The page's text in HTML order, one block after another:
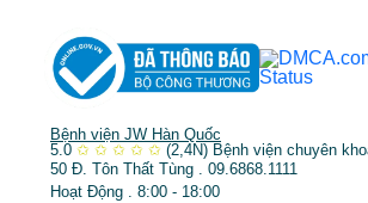
Bệnh viện JW Hàn Quốc
5.0 ✩ ✩ ✩ ✩ ✩ (2,4N) Bệnh viện chuyên
50 Đ. Tôn Thất Tùng . 09.6868.1111
Hoạt Động . 8:00 - 18:00